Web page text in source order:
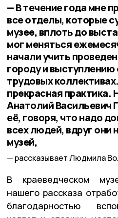
— В течение года мне
все отделы, которые
музее, вплоть до
мог меняться
начали учить
городу и выступлению
трудовых
прекрасная практика.
Анатолий Васильевич
её, говоря, что надо
всех людей, вдруг они
музей,
рассказывает Людмила
В краеведческом
нашего рассказа
благодарностью